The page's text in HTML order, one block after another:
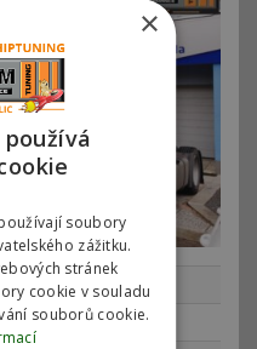
×
soubory
zážitku.
stránek
cookie v souladu
souborů cookie.